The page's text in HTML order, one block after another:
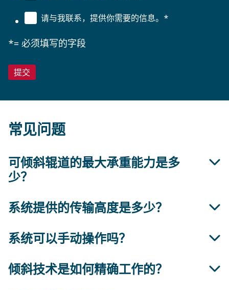
请与我联系，提供你需要的信息。 *
*= 必须填写的字段
常见问题
可倾斜辊道的最大承重能力是多
少？
15 英尺 ULD 的最大重量为 6 800 千克。
系统提供的传输高度是多少？
标准传输高度为 508 毫米。
系统可以手动操作吗？
是的，驱动装置可以通过离合器分离，进行手动操
倾斜技术是如何精确工作的？